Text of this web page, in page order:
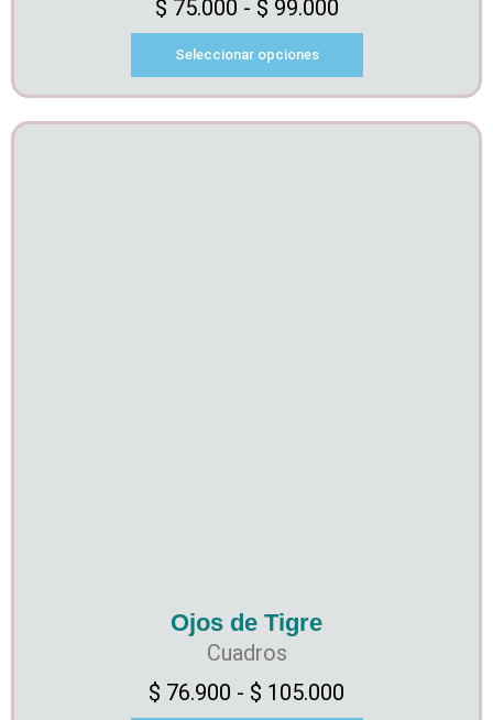
$ 75.000 - $ 99.000
Seleccionar opciones
Ojos de Tigre
Cuadros
$ 76.900 - $ 105.000